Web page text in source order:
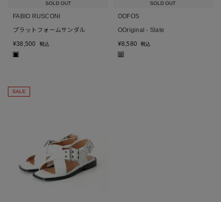
SOLD OUT
FABIO RUSCONI
プラットフォームサンダル
¥38,500 税込
■
SOLD OUT
OOFOS
OOriginal - Slate
¥8,580 税込
■
SALE